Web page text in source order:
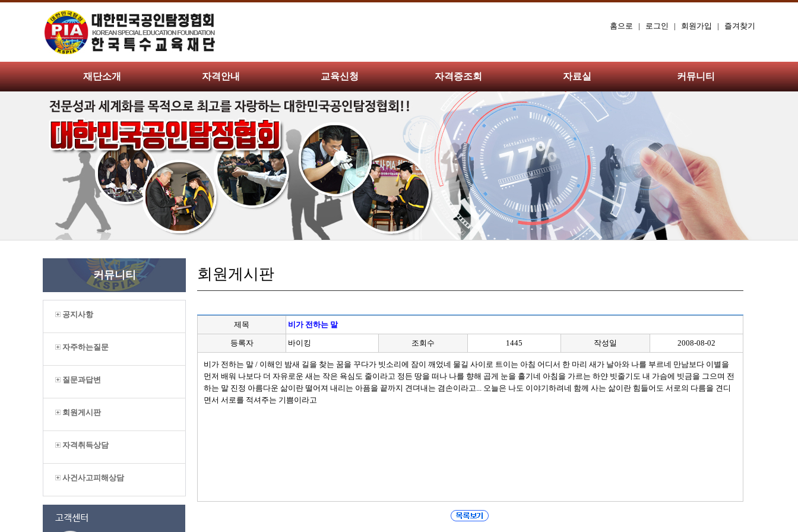
홈으로 | 로그인 | 회원가입 | 즐겨찾기
재단소개 자격안내 교육신청 자격증조회 자료실 커뮤니티
커뮤니티
공지사항
자주하는질문
질문과답변
회원게시판
자격취득상담
사건사고피해상담
회원게시판
제목 비가 전하는 말
등록자 바이킹 조회수 1445 작성일 2008-08-02
비가 전하는 말 / 이해인 밤새 길을 찾는 꿈을 꾸다가 빗소리에 잠이 깨었네 물길 사이로 트이는 아침 어디서 한 마리 새가 날아와 나를 부르네 만남보다 이별을
먼저 배워 나보다 더 자유로운 새는 작은 욕심도 줄이라고 정든 땅을 떠나 나를 향해 곱게 눈을 흘기네 아침을 가르는 하얀 빗줄기도 내 가슴에 빗금을 그으며 전
하는 말 진정 아름다운 삶이란 떨어져 내리는 아픔을 끝까지 견뎌내는 겸손이라고... 오늘은 나도 이야기하려네 함께 사는 삶이란 힘들어도 서로의 다름을 견디
면서 서로를 적셔주는 기쁨이라고